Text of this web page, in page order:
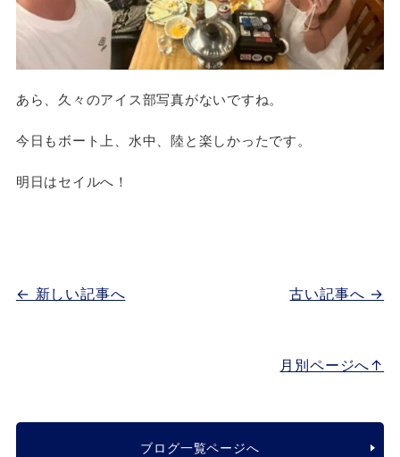
あら、久々のアイス部写真がないですね。
今日もボート上、水中、陸と楽しかったです。
明日はセイルへ！
古い記事へ →
← 新しい記事へ
月別ページへ↑
ブログ一覧ページへ